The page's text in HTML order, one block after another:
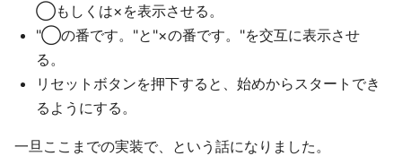
◯もしくは×を表示させる。
"◯の番です。"と"×の番です。"を交互に表示させ
る。
リセットボタンを押下すると、始めからスタートでき
るようにする。
一旦ここまでの実装で、という話になりました。